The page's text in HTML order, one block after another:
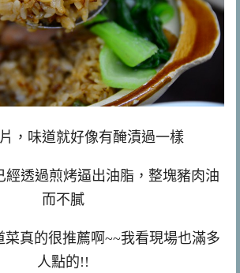
，味道就好像有醃漬過一樣
經透過煎烤逼出油脂，整塊豬肉油
而不膩
菜真的很推薦啊~~我看現場也滿多
人點的!!